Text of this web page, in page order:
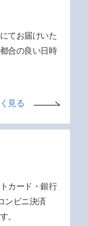
てお届けいた
合の良い日時
見る
カード・銀行
ンビニ決済
。